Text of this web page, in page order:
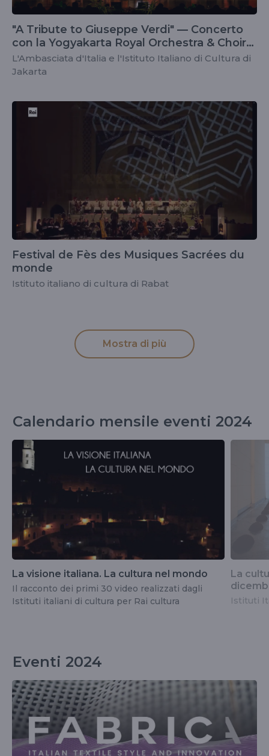
"A Tribute to Giuseppe Verdi" — Concerto
con la Yogyakarta Royal Orchestra & Choir
Yogyakarta
L'Ambasciata d'Italia e l'Istituto Italiano di Cultura di
Jakarta
Festival de Fès des Musiques Sacrées du
monde
Istituto italiano di cultura di Rabat
Mostra di più
Calendario mensile eventi 2024
La visione italiana. La cultura nel mondo
Il racconto dei primi 30 video realizzati dagli
Istituti italiani di cultura per Rai cultura
La
Istituti
Eventi 2024